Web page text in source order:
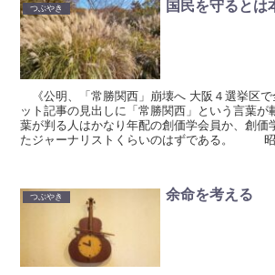
つぶやき 国民を守るとは
《公明、「常勝関西」崩壊へ 大阪４選挙区
ット記事の見出しに「常勝関西」という言葉が
葉が判る人はかなり年配の創価学会員か、創価
たジャーナリストくらいのはずである。 昭
つぶやき 余命を考える